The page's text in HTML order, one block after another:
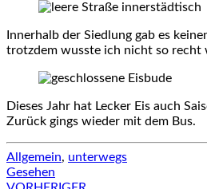
Innerhalb der Siedlung gab es
trotzdem wusste ich nicht so recht
Dieses Jahr hat Lecker Eis auch
Zurück gings wieder mit dem Bus.
Allgemein, unterwegs
Gesehen